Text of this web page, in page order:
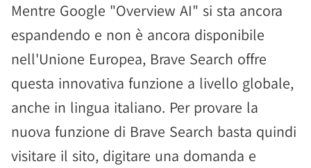
Mentre Google "Overview AI" si sta ancora
espandendo e non è ancora disponibile
nell'Unione Europea, Brave Search offre
questa innovativa funzione a livello globale,
anche in lingua italiano. Per provare la
nuova funzione di Brave Search basta quindi
visitare il sito, digitare una domanda e